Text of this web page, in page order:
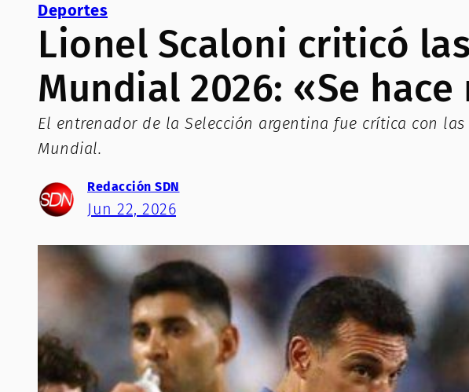
Deportes
Lionel Scaloni criticó
Mundial 2026: «Se
El entrenador de la Selección argentina fue crítica con
Mundial.
Redacción SDN
Jun 22, 2026